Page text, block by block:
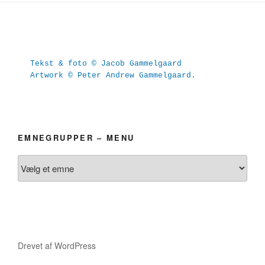
Tekst & foto © Jacob Gammelgaard
Artwork © Peter Andrew Gammelgaard.
EMNEGRUPPER – MENU
Drevet af WordPress